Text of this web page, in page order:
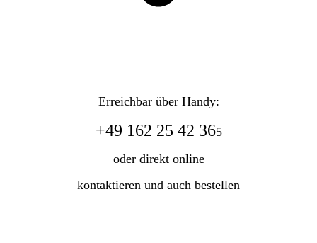
Erreichbar über Handy:
+49 162 25 42 365
oder direkt online
kontaktieren und auch bestellen